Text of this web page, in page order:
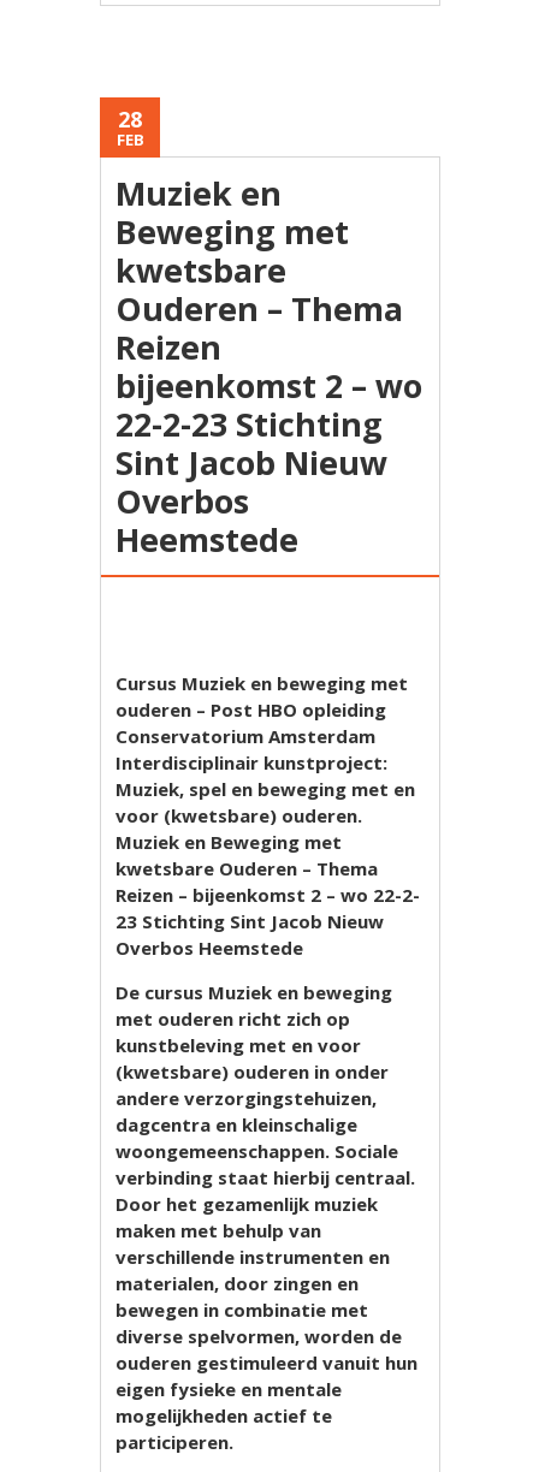
28
FEB
Muziek en
Beweging met
kwetsbare
Ouderen – Thema
Reizen
bijeenkomst 2 – wo
22-2-23 Stichting
Sint Jacob Nieuw
Overbos
Heemstede
Cursus Muziek en beweging met
ouderen – Post HBO opleiding
Conservatorium Amsterdam
Interdisciplinair kunstproject:
Muziek, spel en beweging met en
voor (kwetsbare) ouderen.
Muziek en Beweging met
kwetsbare Ouderen – Thema
Reizen – bijeenkomst 2 – wo 22-2-
23 Stichting Sint Jacob Nieuw
Overbos Heemstede
De cursus Muziek en beweging
met ouderen richt zich op
kunstbeleving met en voor
(kwetsbare) ouderen in onder
andere verzorgingstehuizen,
dagcentra en kleinschalige
woongemeenschappen. Sociale
verbinding staat hierbij centraal.
Door het gezamenlijk muziek
maken met behulp van
verschillende instrumenten en
materialen, door zingen en
bewegen in combinatie met
diverse spelvormen, worden de
ouderen gestimuleerd vanuit hun
eigen fysieke en mentale
mogelijkheden actief te
participeren.